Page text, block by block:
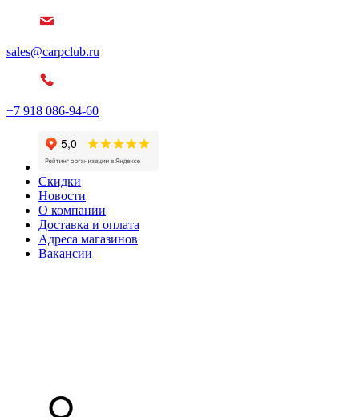
sales@carpclub.ru
+7 918 086-94-60
Скидки
Новости
О компании
Доставка и оплата
Адреса магазинов
Вакансии